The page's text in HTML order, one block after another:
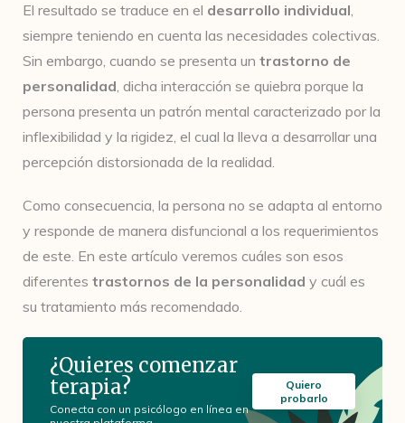
El resultado se traduce en el desarrollo individual,
siempre teniendo en cuenta las necesidades colectivas.
Sin embargo, cuando se presenta un trastorno de
personalidad, dicha interacción se quiebra porque la
persona presenta un patrón mental caracterizado por la
inflexibilidad y la rigidez, el cual la lleva a desarrollar una
percepción distorsionada de la realidad.
Como consecuencia, la persona no se adapta al entorno
y responde de manera disfuncional a los requerimientos
de este. En este artículo veremos cuáles son esos
diferentes trastornos de la personalidad y cuál es
su tratamiento más recomendado.
¿Quieres comenzar
terapia?
Conecta con un psicólogo en línea en
Quiero
probarlo